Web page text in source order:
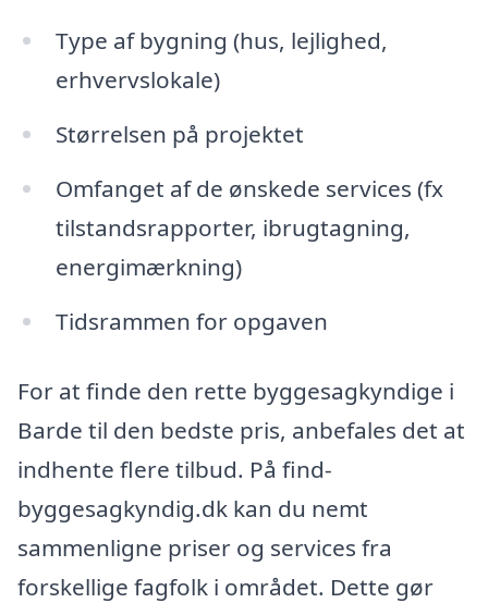
Type af bygning (hus, lejlighed,
erhvervslokale)
Størrelsen på projektet
Omfanget af de ønskede services (fx
tilstandsrapporter, ibrugtagning,
energimærkning)
Tidsrammen for opgaven
For at finde den rette byggesagkyndige i
Barde til den bedste pris, anbefales det at
indhente flere tilbud. På find-
byggesagkyndig.dk kan du nemt
sammenligne priser og services fra
forskellige fagfolk i området. Dette gør